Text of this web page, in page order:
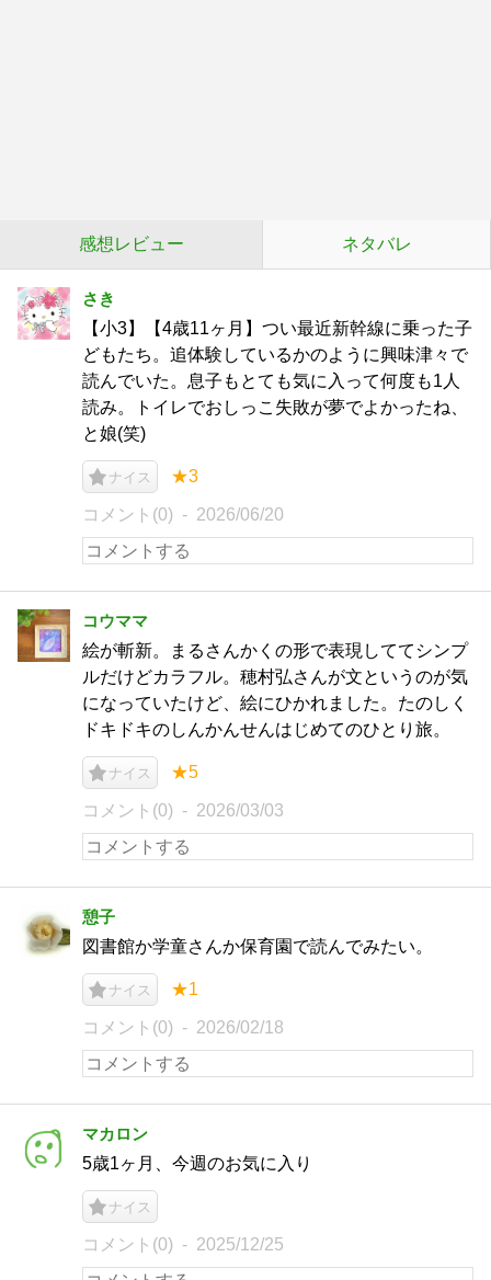
感想レビュー ネタバレ
さき
【小3】【4歳11ヶ月】つい最近新幹線に乗った子
どもたち。追体験しているかのように興味津々で
読んでいた。息子もとても気に入って何度も1人
読み。トイレでおしっこ失敗が夢でよかったね、
と娘(笑)
ナイス ★3
コメント(0) 2026/06/20
コウママ
絵が斬新。まるさんかくの形で表現しててシンプ
ルだけどカラフル。穂村弘さんが文というのが気
になっていたけど、絵にひかれました。たのしく
ドキドキのしんかんせんはじめてのひとり旅。
ナイス ★5
コメント(0) 2026/03/03
憩子
図書館か学童さんか保育園で読んでみたい。
ナイス ★1
コメント(0) 2026/02/18
マカロン
5歳1ヶ月、今週のお気に入り
ナイス
コメント(0) 2025/12/25